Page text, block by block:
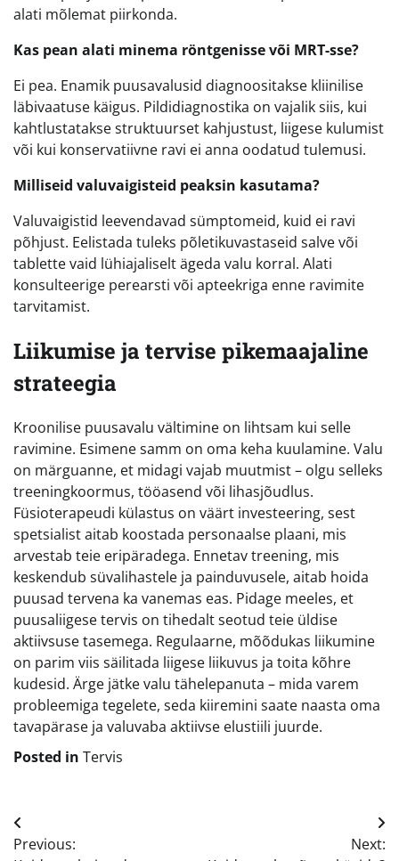
alati mõlemat piirkonda.
Kas pean alati minema röntgenisse või MRT-sse?
Ei pea. Enamik puusavalusid diagnoositakse kliinilise
läbivaatuse käigus. Pildidiagnostika on vajalik siis, kui
kahtlustatakse struktuurset kahjustust, liigese kulumist
või kui konservatiivne ravi ei anna oodatud tulemusi.
Milliseid valuvaigisteid peaksin kasutama?
Valuvaigistid leevendavad sümptomeid, kuid ei ravi
põhjust. Eelistada tuleks põletikuvastaseid salve või
tablette vaid lühiajaliselt ägeda valu korral. Alati
konsulteerige perearsti või apteekriga enne ravimite
tarvitamist.
Liikumise ja tervise pikemaajaline
strateegia
Kroonilise puusavalu vältimine on lihtsam kui selle
ravimine. Esimene samm on oma keha kuulamine. Valu
on märguanne, et midagi vajab muutmist – olgu selleks
treeningkoormus, tööasend või lihasjõudlus.
Füsioterapeudi külastus on väärt investeering, sest
spetsialist aitab koostada personaalse plaani, mis
arvestab teie eripäradega. Ennetav treening, mis
keskendub süvalihastele ja painduvusele, aitab hoida
puusad tervena ka vanemas eas. Pidage meeles, et
puusaliigese tervis on tihedalt seotud teie üldise
aktiivsuse tasemega. Regulaarne, mõõdukas liikumine
on parim viis säilitada liigese liikuvus ja toita kõhre
kudesid. Ärge jätke valu tähelepanuta – mida varem
probleemiga tegelete, seda kiiremini saate naasta oma
tavapärase ja valuvaba aktiivse elustiili juurde.
Posted in Tervis
Navigeerimine
Previous:
Next: